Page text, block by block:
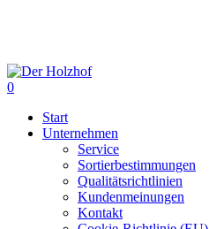
content
0
Start
Unternehmen
Service
Sortierbestimmungen
Qualitätsrichtlinien
Kundenmeinungen
Kontakt